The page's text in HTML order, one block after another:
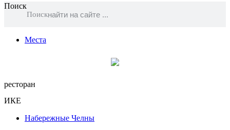
Поиск
Поиск
Места
ресторан
ИКЕ
Набережные Челны